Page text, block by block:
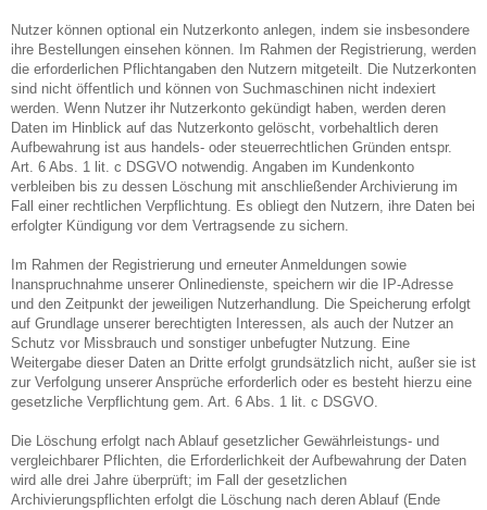
Nutzer können optional ein Nutzerkonto anlegen, indem sie insbesondere
ihre Bestellungen einsehen können. Im Rahmen der Registrierung, werden
die erforderlichen Pflichtangaben den Nutzern mitgeteilt. Die Nutzerkonten
sind nicht öffentlich und können von Suchmaschinen nicht indexiert
werden. Wenn Nutzer ihr Nutzerkonto gekündigt haben, werden deren
Daten im Hinblick auf das Nutzerkonto gelöscht, vorbehaltlich deren
Aufbewahrung ist aus handels- oder steuerrechtlichen Gründen entspr.
Art. 6 Abs. 1 lit. c DSGVO notwendig. Angaben im Kundenkonto
verbleiben bis zu dessen Löschung mit anschließender Archivierung im
Fall einer rechtlichen Verpflichtung. Es obliegt den Nutzern, ihre Daten bei
erfolgter Kündigung vor dem Vertragsende zu sichern.
Im Rahmen der Registrierung und erneuter Anmeldungen sowie
Inanspruchnahme unserer Onlinedienste, speichern wir die IP-Adresse
und den Zeitpunkt der jeweiligen Nutzerhandlung. Die Speicherung erfolgt
auf Grundlage unserer berechtigten Interessen, als auch der Nutzer an
Schutz vor Missbrauch und sonstiger unbefugter Nutzung. Eine
Weitergabe dieser Daten an Dritte erfolgt grundsätzlich nicht, außer sie ist
zur Verfolgung unserer Ansprüche erforderlich oder es besteht hierzu eine
gesetzliche Verpflichtung gem. Art. 6 Abs. 1 lit. c DSGVO.
Die Löschung erfolgt nach Ablauf gesetzlicher Gewährleistungs- und
vergleichbarer Pflichten, die Erforderlichkeit der Aufbewahrung der Daten
wird alle drei Jahre überprüft; im Fall der gesetzlichen
Archivierungspflichten erfolgt die Löschung nach deren Ablauf (Ende